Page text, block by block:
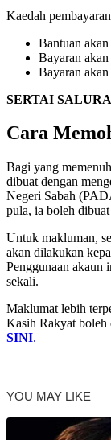
Kaedah
Bantuan
Bayaran
Bayaran
SERTAI
Cara
Bagi yang
dibuat dengan
Negeri Sabah
pula, ia boleh
Untuk makluman,
akan dilakukan
Penggunaan akaun
sekali.
Maklumat lebih
Kasih Rakyat
SINI.